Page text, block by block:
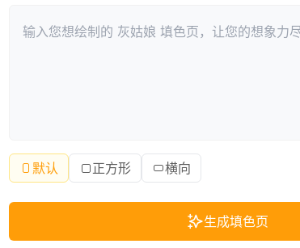
默认 正方形 横向
生成填色页